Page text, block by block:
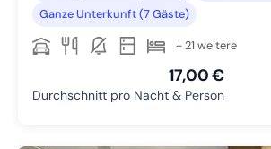
Ganze Unterkunft (7 Gäste)
+ 21 weitere
17,00 €
Durchschnitt pro Nacht & Person